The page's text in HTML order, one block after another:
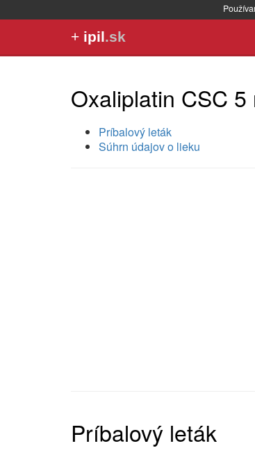
+ ipil.sk
Oxaliplatin CSC 5
Príbalový leták
Súhrn údajov o lieku
Príbalový leták